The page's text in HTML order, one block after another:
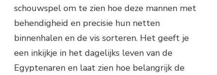
schouwspel om te zien hoe deze mannen met
behendigheid en precisie hun netten
binnenhalen en de vis sorteren. Het geeft je
een inkijkje in het dagelijks leven van de
Egyptenaren en laat zien hoe belangrijk de